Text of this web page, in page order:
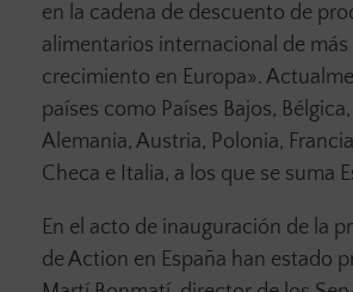
en la cadena de descuento de
alimentarios internacional de más
crecimiento en Europa».
países como Países Bajos,
Alemania, Austria, Polonia,
Checa e Italia, a los que se suma
En el acto de inauguración de la
de Action en España han estado